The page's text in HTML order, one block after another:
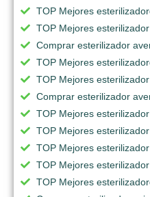
TOP Mejores
TOP Mejores
Comprar esterilizador
TOP Mejores
TOP Mejores
Comprar esterilizador
TOP Mejores
TOP Mejores
TOP Mejores
TOP Mejores
TOP Mejores